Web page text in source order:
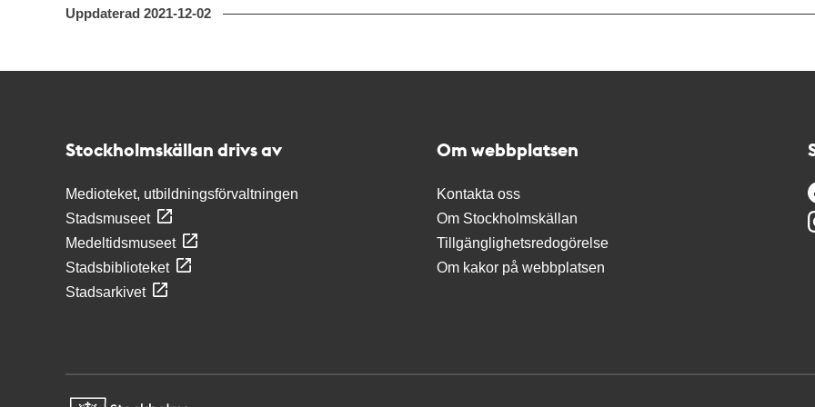
Uppdaterad 2021-12-02
Stockholmskällan drivs av
Medioteket, utbildningsförvaltningen
Stadsmuseet
Medeltidsmuseet
Stadsbiblioteket
Stadsarkivet
Om webbplatsen
Kontakta oss
Om Stockholmskällan
Tillgänglighetsredogörelse
Om kakor på webbplatsen